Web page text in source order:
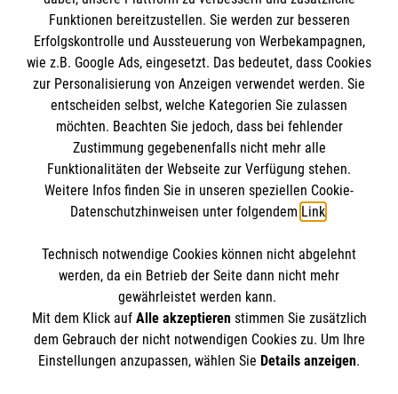
BIC: GENODED 1PA7
Newsletter abonnieren
Cookies verwalten|AGB|Impressum|Datenschutz
Barrierefreiheit |Kontakt| Sharepoint|Mediathek
Funktionen bereitzustellen. Sie werden zur besseren
Erfolgskontrolle und Aussteuerung von Werbekampagnen,
wie z.B. Google Ads, eingesetzt. Das bedeutet, dass Cookies
zur Personalisierung von Anzeigen verwendet werden. Sie
entscheiden selbst, welche Kategorien Sie zulassen
möchten. Beachten Sie jedoch, dass bei fehlender
Zustimmung gegebenenfalls nicht mehr alle
Funktionalitäten der Webseite zur Verfügung stehen.
Weitere Infos finden Sie in unseren speziellen Cookie-
Datenschutzhinweisen unter folgendem Link.
Technisch notwendige Cookies können nicht abgelehnt
werden, da ein Betrieb der Seite dann nicht mehr
gewährleistet werden kann.
Mit dem Klick auf Alle akzeptierenstimmen Sie zusätzlich
dem Gebrauch der nicht notwendigen Cookies zu. Um Ihre
Einstellungen anzupassen, wählen Sie Details anzeigen.